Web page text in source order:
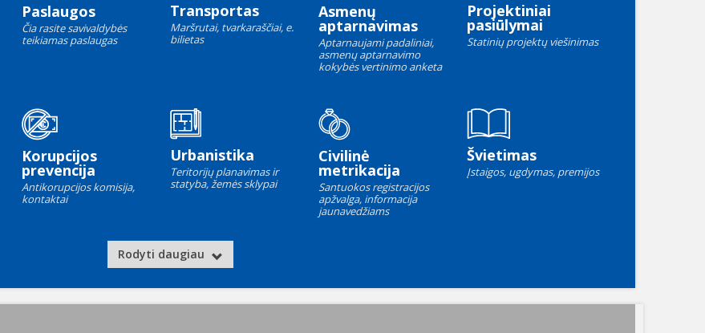
Paslaugos
Čia rasite savivaldybės
teikiamas paslaugas
Transportas
Maršrutai, tvarkaraščiai, e.
bilietas
Asmenų
aptarnavimas
Aptarnaujami padaliniai,
asmenų aptarnavimo
kokybės vertinimo anketa
Projektiniai
pasiūlymai
Statinių projektų viešinimas
Korupcijos
prevencija
Antikorupcijos komisija,
kontaktai
Urbanistika
Teritorijų planavimas ir
statyba, žemės sklypai
Civilinė
metrikacija
Santuokos registracijos
apžvalga, informacija
jaunavedžiams
Švietimas
Įstaigos, ugdymas, premijos
Rodyti daugiau